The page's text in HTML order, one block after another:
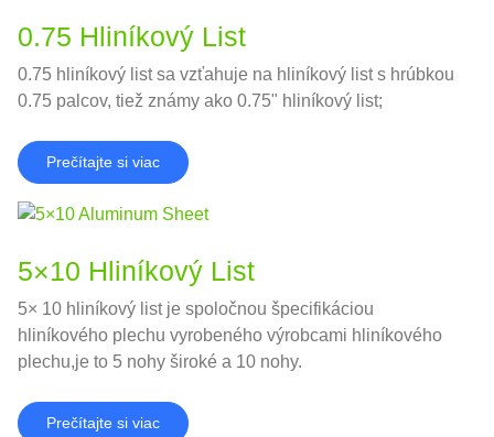
0.75 Hliníkový List
0.75 hliníkový list sa vzťahuje na hliníkový list s hrúbkou
0.75 palcov, tiež známy ako 0.75" hliníkový list;
Prečítajte si viac
5×10 Hliníkový List
5× 10 hliníkový list je spoločnou špecifikáciou
hliníkového plechu vyrobeného výrobcami hliníkového
plechu,je to 5 nohy široké a 10 nohy.
Prečítajte si viac